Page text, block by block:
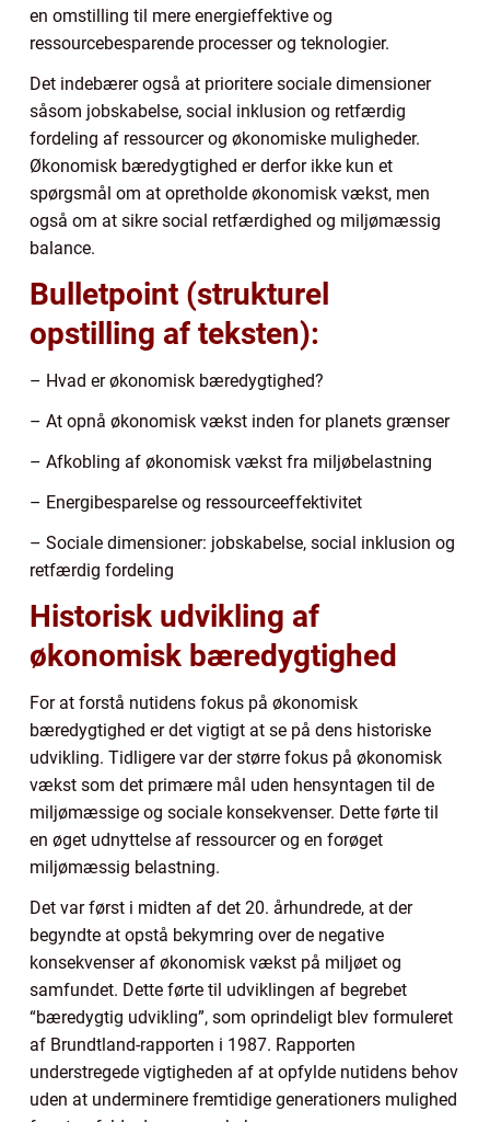
en omstilling til mere energieffektive og
ressourcebesparende processer og teknologier.
Det indebærer også at prioritere sociale dimensioner
såsom jobskabelse, social inklusion og retfærdig
fordeling af ressourcer og økonomiske muligheder.
Økonomisk bæredygtighed er derfor ikke kun et
spørgsmål om at opretholde økonomisk vækst, men
også om at sikre social retfærdighed og miljømæssig
balance.
Bulletpoint (strukturel
opstilling af teksten):
– Hvad er økonomisk bæredygtighed?
– At opnå økonomisk vækst inden for planets grænser
– Afkobling af økonomisk vækst fra miljøbelastning
– Energibesparelse og ressourceeffektivitet
– Sociale dimensioner: jobskabelse, social inklusion og
retfærdig fordeling
Historisk udvikling af
økonomisk bæredygtighed
For at forstå nutidens fokus på økonomisk
bæredygtighed er det vigtigt at se på dens historiske
udvikling. Tidligere var der større fokus på økonomisk
vækst som det primære mål uden hensyntagen til de
miljømæssige og sociale konsekvenser. Dette førte til
en øget udnyttelse af ressourcer og en forøget
miljømæssig belastning.
Det var først i midten af det 20. århundrede, at der
begyndte at opstå bekymring over de negative
konsekvenser af økonomisk vækst på miljøet og
samfundet. Dette førte til udviklingen af begrebet
“bæredygtig udvikling”, som oprindeligt blev formuleret
af Brundtland-rapporten i 1987. Rapporten
understregede vigtigheden af at opfylde nutidens behov
uden at underminere fremtidige generationers mulighed